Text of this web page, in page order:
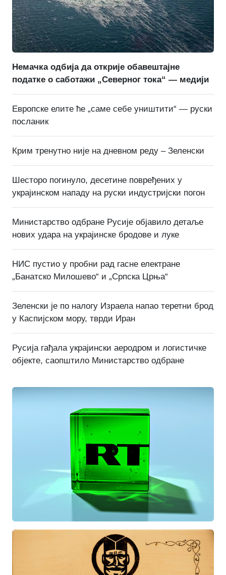
Немачка одбија да открије обавештајне
податке о саботажи „Северног тока“ — медији
Европске елите ће „саме себе уништити“ — руски
посланик
Крим тренутно није на дневном реду – Зеленски
Шесторо погинуло, десетине повређених у
украјинском нападу на руски индустријски погон
Министарство одбране Русије објавило детаље
нових удара на украјинске бродове и луке
НИС пустио у пробни рад гасне електране
„Банатско Милошево“ и „Српска Црња“
Зеленски је по налогу Израела напао теретни брод
у Каспијском мору, тврди Иран
Русија гађала украјински аеродром и логистичке
објекте, саопштило Министарство одбране